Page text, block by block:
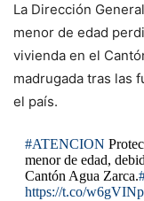
La Dirección
menor de edad
vivienda en el
madrugada tras las
el país.
#ATENCION
menor de edad,
Cantón Agua Zarca.
https://t.co/